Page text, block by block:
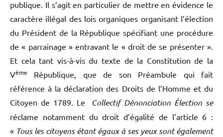
publique. Il s’agit en particulier de mettre en évidence le
caractère illégal des lois organiques organisant l’élection
du Président de la République spécifiant une procédure
de « parrainage » entravant le « droit de se présenter ».
Et cela tant vis-à-vis du texte de la Constitution de la
Vème
République, que de son Préambule qui fait
référence à la déclaration des Droits de l’Homme et du
Citoyen de 1789. Le Collectif Dénonciation Élection se
réclame notamment du droit d’égalité de l’article 6 :
« Tous les citoyens étant égaux à ses yeux sont également